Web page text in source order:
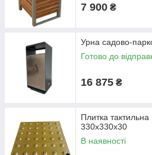
7 900 ₴
Урна садово-
Готово до
16 875 ₴
Плитка
330х330х30
В наявності